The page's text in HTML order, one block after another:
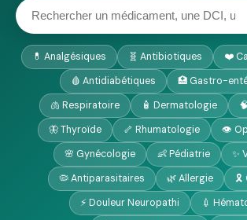
💊 Analgésiques 🧬 Antibiotiques
❤️
🩸 Antidiabétiques
🏥 Gastro-
🫁 Respiratoire
🧴 Dermatologie
🦋 Thyroïde
🦴 Rhumatologie
👁️
🌸 Gynécologie
👶 Pédiatrie
✨
🦠 Antiparasitaires
🌿 Allergie
🎗️
⚡ Douleur Neuropathi
💉